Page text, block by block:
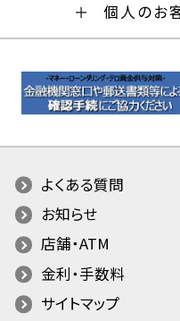
個人のお
よくある質問
お知らせ
店舗・ATM
金利・手数料
サイトマップ